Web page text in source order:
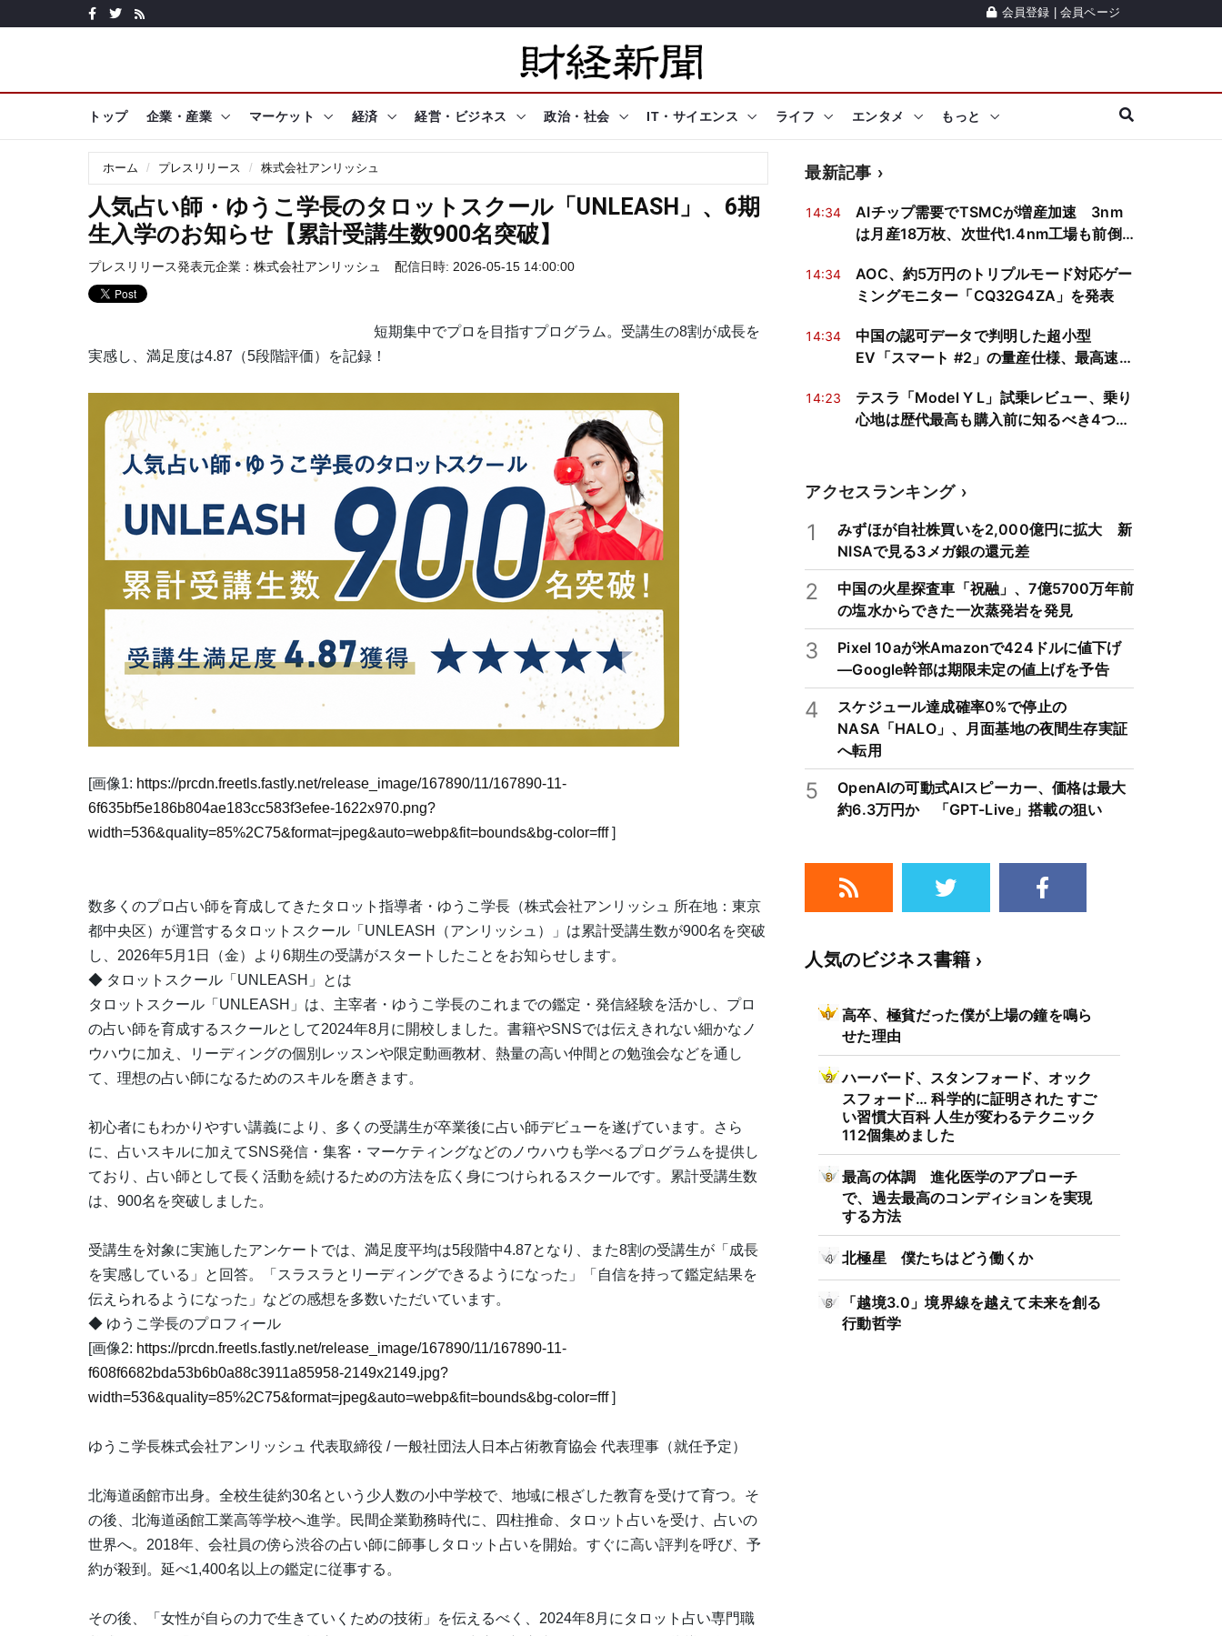
会員登録 会員ページ
トップ 企業・産業 マーケット 経済 経営・ビジネス 政治・社会 IT・サイエンス ライフ エンタメ もっと
ホーム プレスリリース 株式会社アンリッシュ
人気占い師・ゆうこ学長のタロットスクール「UNLEASH」、6期
生入学のお知らせ【累計受講生数900名突破】
プレスリリース発表元企業： 株式会社アンリッシュ 配信日時: 2026-05-15 14:00:00
短期集中でプロを目指すプログラム。受講生の8割が成長を
実感し、満足度は4.87（5段階評価）を記録！
[画像1: https://prcdn.freetls.fastly.net/release_image/167890/11/167890-11-
6f635bf5e186b804ae183cc583f3efee-1622x970.png?
width=536&quality=85%2C75&format=jpeg&auto=webp&fit=bounds&bg-color=fff]
数多くのプロ占い師を育成してきたタロット指導者・ゆうこ学長（株式会社アンリッシュ 所在地：東京
都中央区）が運営するタロットスクール「UNLEASH（アンリッシュ）」は累計受講生数が900名を突破
し、2026年5月1日（金）より6期生の受講がスタートしたことをお知らせします。
◆ タロットスクール「UNLEASH」とは
タロットスクール「UNLEASH」は、主宰者・ゆうこ学長のこれまでの鑑定・発信経験を活かし、プロ
の占い師を育成するスクールとして2024年8月に開校しました。書籍やSNSでは伝えきれない細かなノ
ウハウに加え、リーディングの個別レッスンや限定動画教材、熱量の高い仲間との勉強会などを通し
て、理想の占い師になるためのスキルを磨きます。
初心者にもわかりやすい講義により、多くの受講生が卒業後に占い師デビューを遂げています。さら
に、占いスキルに加えてSNS発信・集客・マーケティングなどのノウハウも学べるプログラムを提供し
ており、占い師として長く活動を続けるための方法を広く身につけられるスクールです。累計受講生数
は、900名を突破しました。
受講生を対象に実施したアンケートでは、満足度平均は5段階中4.87となり、また8割の受講生が「成長
を実感している」と回答。「スラスラとリーディングできるようになった」「自信を持って鑑定結果を
伝えられるようになった」などの感想を多数いただいています。
◆ ゆうこ学長のプロフィール
[画像2: https://prcdn.freetls.fastly.net/release_image/167890/11/167890-11-
f608f6682bda53b6b0a88c3911a85958-2149x2149.jpg?
width=536&quality=85%2C75&format=jpeg&auto=webp&fit=bounds&bg-color=fff]
ゆうこ学長株式会社アンリッシュ 代表取締役 / 一般社団法人日本占術教育協会 代表理事（就任予定）
北海道函館市出身。全校生徒約30名という少人数の小中学校で、地域に根ざした教育を受けて育つ。そ
の後、北海道函館工業高等学校へ進学。民間企業勤務時代に、四柱推命、タロット占いを受け、占いの
世界へ。2018年、会社員の傍ら渋谷の占い師に師事しタロット占いを開始。すぐに高い評判を呼び、予
約が殺到。延べ1,400名以上の鑑定に従事する。
その後、「女性が自らの力で生きていくための技術」を伝えるべく、2024年8月にタロット占い専門職
最新記事
14:34
AIチップ需要でTSMCが増産加速 3nm
は月産18万枚、次世代1.4nm工場も前倒
14:34
AOC、約5万円のトリプルモード対応ゲー
ミングモニター「CQ32G4ZA」を発表
14:34
中国の認可データで判明した超小型
EV「スマート #2」の量産仕様、最高速度
14:23
テスラ「Model Y L」試乗レビュー、乗り
心地は歴代最高も購入前に知るべき4つの
アクセスランキング
1
みずほが自社株買いを2,000億円に拡大 新
NISAで見る3メガ銀の還元差
2
中国の火星探査車「祝融」、7億5700万年前
の塩水からできた一次蒸発岩を発見
3
Pixel 10aが米Amazonで424ドルに値下げ
―Google幹部は期限未定の値上げを予告
4
スケジュール達成確率0%で停止の
NASA「HALO」、月面基地の夜間生存実証
へ転用
5
OpenAIの可動式AIスピーカー、価格は最大
約6.3万円か 「GPT-Live」搭載の狙い
人気のビジネス書籍
高卒、極貧だった僕が上場の鐘を鳴ら
せた理由
ハーバード、スタンフォード、オック
スフォード… 科学的に証明された すご
い習慣大百科 人生が変わるテクニック
112個集めました
最高の体調 進化医学のアプローチ
で、過去最高のコンディションを実現
する方法
北極星 僕たちはどう働くか
「越境3.0」境界線を越えて未来を創る
行動哲学